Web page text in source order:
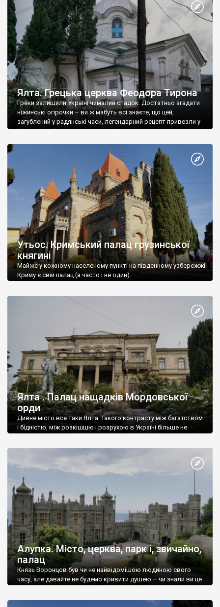
Ялта. Грецька церква Феодора Тирона
Греки залишили Україні чималий спадок. Достатньо згадати
ніжинські огірочки – ви ж мабуть всі знаєте, що цей,
загублений у радянські часи, легендарний рецепт привезли у
Ніжин греки?
Утьос. Кримський палац грузинської
княгині
Майже у кожному населеному пункті на південному узбережжі
Криму є свій палац (а часто і не один).
Ялта . Палац нащадків Мордовської
орди
Дивне місто все таки Ялта. Такого контрасту між багатством
і бідністю, між розкішшю і розрухою в Україні більше не
Алупка. Місто, церква, парк і, звичайно,
палац
Князь Воронцов був чи не найвідомішою людиною свого
часу, але давайте не будемо кривити душею – чи знали ви це